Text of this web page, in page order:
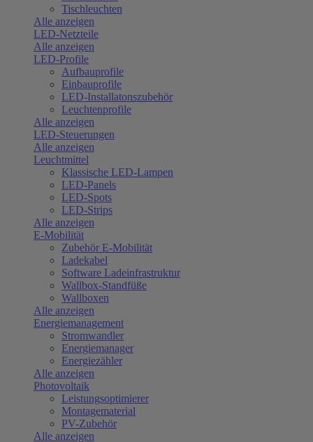
Tischleuchten
Alle anzeigen
LED-Netzteile
Alle anzeigen
LED-Profile
Aufbauprofile
Einbauprofile
LED-Installatonszubehör
Leuchtenprofile
Alle anzeigen
LED-Steuerungen
Alle anzeigen
Leuchtmittel
Klassische LED-Lampen
LED-Panels
LED-Spots
LED-Strips
Alle anzeigen
E-Mobilität
Zubehör E-Mobilität
Ladekabel
Software Ladeinfrastruktur
Wallbox-Standfüße
Wallboxen
Alle anzeigen
Energiemanagement
Stromwandler
Energiemanager
Energiezähler
Alle anzeigen
Photovoltaik
Leistungsoptimierer
Montagematerial
PV-Zubehör
Alle anzeigen